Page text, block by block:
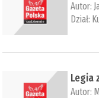
Autor:
Dział:
Legia
Autor: